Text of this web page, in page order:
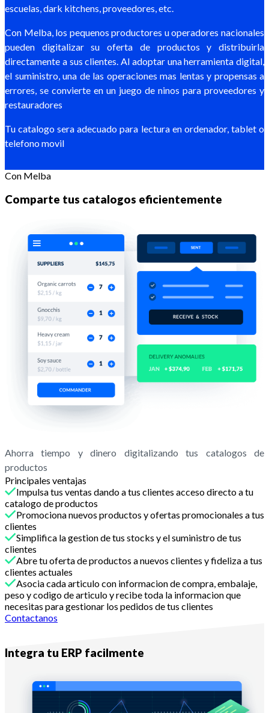
escuelas, dark kitchens, proveedores, etc.
Con Melba, los pequenos productores u operadores nacionales
pueden digitalizar su oferta de productos y distribuirla
directamente a sus clientes. Al adoptar una herramienta digital,
el suministro, una de las operaciones mas lentas y propensas a
errores, se convierte en un juego de ninos para proveedores y
restauradores
Tu catalogo sera adecuado para lectura en ordenador, tablet o
telefono movil
Con Melba
Comparte tus catalogos eficientemente
Ahorra tiempo y dinero digitalizando tus catalogos de
productos
Principales ventajas
Impulsa tus ventas dando a tus clientes acceso directo a tu
catalogo de productos
Promociona nuevos productos y ofertas promocionales a tus
clientes
Simplifica la gestion de tus stocks y el suministro de tus
clientes
Abre tu oferta de productos a nuevos clientes y fideliza a tus
clientes actuales
Asocia cada articulo con informacion de compra, embalaje,
peso y codigo de articulo y recibe toda la informacion que
necesitas para gestionar los pedidos de tus clientes
Contactanos
Integra tu ERP facilmente